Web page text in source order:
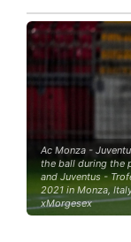
Ac Monza -
the ball during the
and Juventus -
2021 in Monza,
xMorgesex